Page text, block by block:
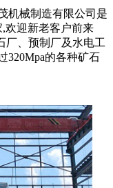
机械制造有限公司是
欢迎新老客户前来
厂、预制厂及水电工
320Mpa的各种矿石